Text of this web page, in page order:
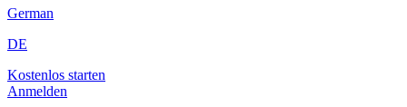
German
DE
Kostenlos starten
Anmelden